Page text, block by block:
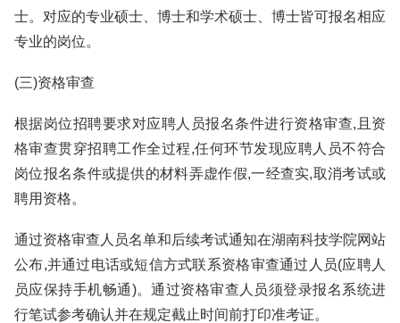
士。对应的专业硕士、博士和学术硕士、博士皆可报名相应
专业的岗位。
(三)资格审查
根据岗位招聘要求对应聘人员报名条件进行资格审查,且资
格审查贯穿招聘工作全过程,任何环节发现应聘人员不符合
岗位报名条件或提供的材料弄虚作假,一经查实,取消考试或
聘用资格。
通过资格审查人员名单和后续考试通知在湖南科技学院网站
公布,并通过电话或短信方式联系资格审查通过人员(应聘人
员应保持手机畅通)。通过资格审查人员须登录报名系统进
行笔试参考确认并在规定截止时间前打印准考证。